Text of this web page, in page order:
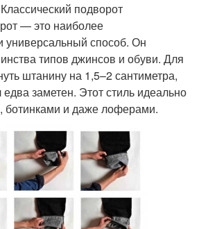
подворот
— это наиболее
универсальный способ. Он
типов джинсов и обуви. Для
штанину на 1,5–2 сантиметра,
заметен. Этот стиль идеально
ботинками и даже лоферами.